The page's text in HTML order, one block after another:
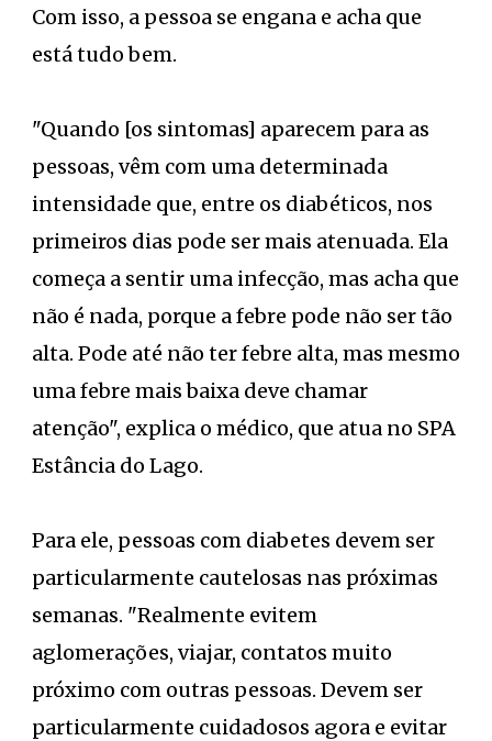
Com isso, a pessoa se engana e acha que
está tudo bem.
"Quando [os sintomas] aparecem para as
pessoas, vêm com uma determinada
intensidade que, entre os diabéticos, nos
primeiros dias pode ser mais atenuada. Ela
começa a sentir uma infecção, mas acha que
não é nada, porque a febre pode não ser tão
alta. Pode até não ter febre alta, mas mesmo
uma febre mais baixa deve chamar
atenção", explica o médico, que atua no SPA
Estância do Lago.
Para ele, pessoas com diabetes devem ser
particularmente cautelosas nas próximas
semanas. "Realmente evitem
aglomerações, viajar, contatos muito
próximo com outras pessoas. Devem ser
particularmente cuidadosos agora e evitar